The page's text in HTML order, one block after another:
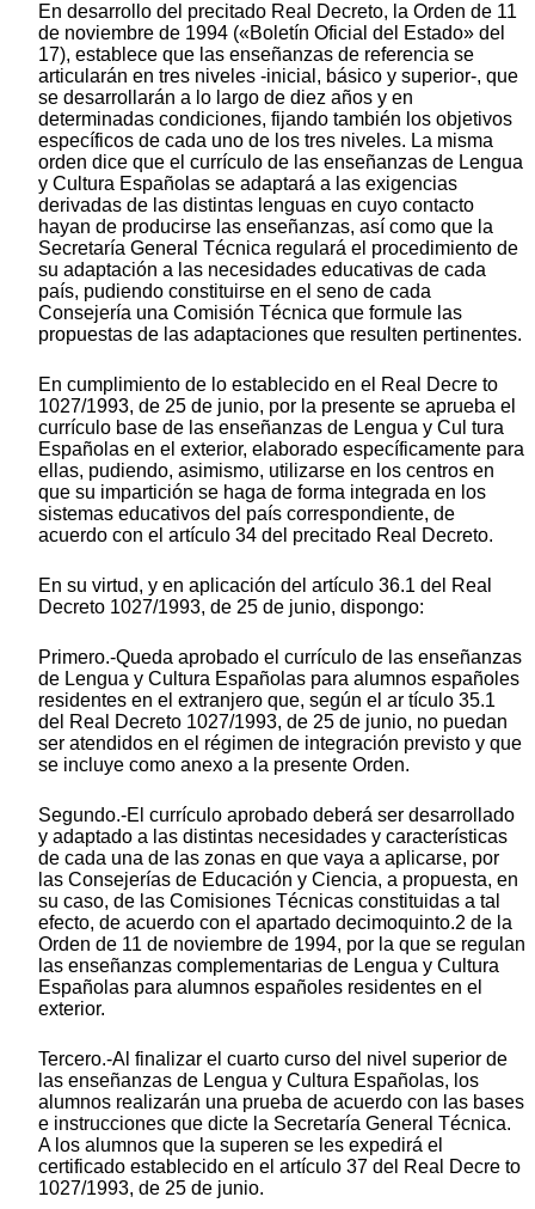
En desarrollo del precitado Real Decreto, la Orden de 11
de noviembre de 1994 («Boletín Oficial del Estado» del
17), establece que las enseñanzas de referencia se
articularán en tres niveles -inicial, básico y superior-, que
se desarrollarán a lo largo de diez años y en
determinadas condiciones, fijando también los objetivos
específicos de cada uno de los tres niveles. La misma
orden dice que el currículo de las enseñanzas de Lengua
y Cultura Españolas se adaptará a las exigencias
derivadas de las distintas lenguas en cuyo contacto
hayan de producirse las enseñanzas, así como que la
Secretaría General Técnica regulará el procedimiento de
su adaptación a las necesidades educativas de cada
país, pudiendo constituirse en el seno de cada
Consejería una Comisión Técnica que formule las
propuestas de las adaptaciones que resulten pertinentes.
En cumplimiento de lo establecido en el Real Decre to
1027/1993, de 25 de junio, por la presente se aprueba el
currículo base de las enseñanzas de Lengua y Cul tura
Españolas en el exterior, elaborado específicamente para
ellas, pudiendo, asimismo, utilizarse en los centros en
que su impartición se haga de forma integrada en los
sistemas educativos del país correspondiente, de
acuerdo con el artículo 34 del precitado Real Decreto.
En su virtud, y en aplicación del artículo 36.1 del Real
Decreto 1027/1993, de 25 de junio, dispongo:
Primero.-Queda aprobado el currículo de las enseñanzas
de Lengua y Cultura Españolas para alumnos españoles
residentes en el extranjero que, según el ar tículo 35.1
del Real Decreto 1027/1993, de 25 de junio, no puedan
ser atendidos en el régimen de integración previsto y que
se incluye como anexo a la presente Orden.
Segundo.-El currículo aprobado deberá ser desarrollado
y adaptado a las distintas necesidades y características
de cada una de las zonas en que vaya a aplicarse, por
las Consejerías de Educación y Ciencia, a propuesta, en
su caso, de las Comisiones Técnicas constituidas a tal
efecto, de acuerdo con el apartado decimoquinto.2 de la
Orden de 11 de noviembre de 1994, por la que se regulan
las enseñanzas complementarias de Lengua y Cultura
Españolas para alumnos españoles residentes en el
exterior.
Tercero.-Al finalizar el cuarto curso del nivel superior de
las enseñanzas de Lengua y Cultura Españolas, los
alumnos realizarán una prueba de acuerdo con las bases
e instrucciones que dicte la Secretaría General Técnica.
A los alumnos que la superen se les expedirá el
certificado establecido en el artículo 37 del Real Decre to
1027/1993, de 25 de junio.